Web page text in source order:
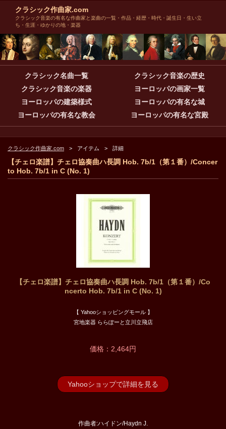
クラシック作曲家.com
クラシック音楽の有名な作曲家と楽曲の一覧・作品・経歴・時代・誕生日・生い立
ち・生涯・ゆかりの地・楽器
クラシック名曲一覧
クラシック音楽の歴史
クラシック音楽の楽器
ヨーロッパの画家一覧
ヨーロッパの建築様式
ヨーロッパの有名な城
ヨーロッパの有名な教会
ヨーロッパの有名な宮殿
クラシック作曲家.com アイテム 詳細
【チェロ楽譜】チェロ協奏曲ハ長調 Hob. 7b/1（第１番）/Concer
to Hob. 7b/1 in C (No. 1)
【チェロ楽譜】チェロ協奏曲ハ長調 Hob. 7b/1（第１番）/Co
ncerto Hob. 7b/1 in C (No. 1)
【 Yahooショッピングモール 】
宮地楽器 ららぽーと立川立飛店
価格：2,464円
Yahooショップで詳細を見る
作曲者:ハイドン/Haydn J.